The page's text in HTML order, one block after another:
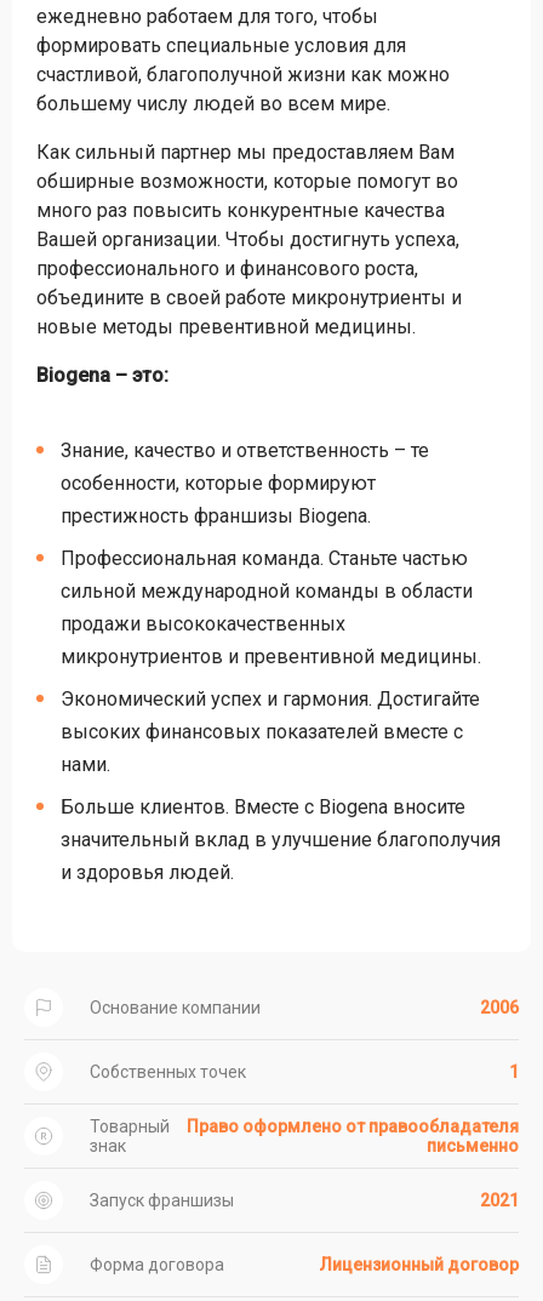
ежедневно работаем для того, чтобы
формировать специальные условия для
счастливой, благополучной жизни как можно
большему числу людей во всем мире.
Как сильный партнер мы предоставляем Вам
обширные возможности, которые помогут во
много раз повысить конкурентные качества
Вашей организации. Чтобы достигнуть успеха,
профессионального и финансового роста,
объедините в своей работе микронутриенты и
новые методы превентивной медицины.
Biogena – это:
Знание, качество и ответственность – те
особенности, которые формируют
престижность франшизы Biogena.
Профессиональная команда. Станьте частью
сильной международной команды в области
продажи высококачественных
микронутриентов и превентивной медицины.
Экономический успех и гармония. Достигайте
высоких финансовых показателей вместе с
нами.
Больше клиентов. Вместе с Biogena вносите
значительный вклад в улучшение благополучия
и здоровья людей.
Основание компании 2006
Собственных точек 1
Товарный
знак
Право оформлено от правообладателя
письменно
Запуск франшизы 2021
Форма договора Лицензионный договор